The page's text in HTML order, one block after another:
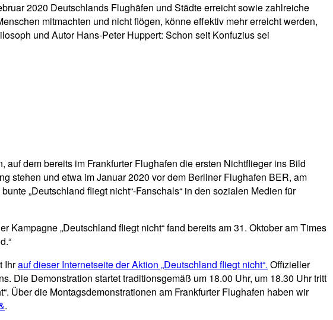
2020 Deutschlands Flughäfen und Städte erreicht sowie zahlreiche
mitmachten und nicht flögen, könne effektiv mehr erreicht werden,
und Autor Hans-Peter Huppert: Schon seit Konfuzius sei
dem bereits im Frankfurter Flughafen die ersten Nichtflieger ins Bild
stehen und etwa im Januar 2020 vor dem Berliner Flughafen BER, am
„Deutschland fliegt nicht“-Fanschals“ in den sozialen Medien für
„Deutschland fliegt nicht“ fand bereits am 31. Oktober am Times
Ihrauf dieser Internetseite der Aktion „Deutschland fliegt nicht“. Offizieller
Die Demonstration startet traditionsgemäß um 18.00 Uhr, um 18.30 Uhr tritt
Über die Montagsdemonstrationen am Frankfurter Flughafen haben wir
.